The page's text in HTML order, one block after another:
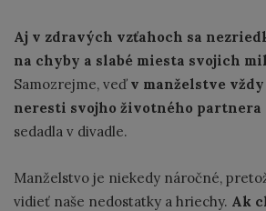
Aj v zdravých vzťahoch sa
na chyby a slabé miesta svojich
Samozrejme, veď v manželstve
neresti svojho životného partnera
sedadla v divadle.
Manželstvo je niekedy náročné,
vidieť naše nedostatky a hriechy. Ak